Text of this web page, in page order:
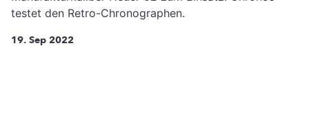
testet den Retro-Chronographen.
19. Sep 2022